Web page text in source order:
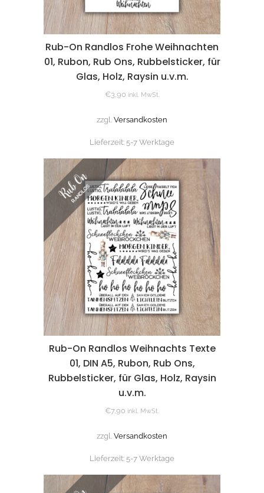
Rub-On Randlos Frohe Weihnachten
01, Rubon, Rub Ons, Rubbelsticker, für
Glas, Holz, Raysin u.v.m.
€3,90 inkl. MwSt.
zzgl. Versandkosten
Lieferzeit: 5-7 Werktage
Rub-On Randlos Weihnachts Texte
01, DIN A5, Rubon, Rub Ons,
Rubbelsticker, für Glas, Holz, Raysin
u.v.m.
€7,90 inkl. MwSt.
zzgl. Versandkosten
Lieferzeit: 5-7 Werktage